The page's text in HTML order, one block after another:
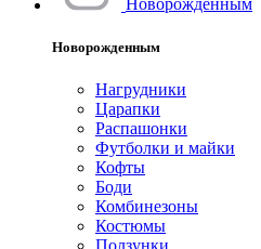
Новорожденным
Новорожденным
Нагрудники
Царапки
Распашонки
Футболки и майки
Кофты
Боди
Комбинезоны
Костюмы
Ползунки